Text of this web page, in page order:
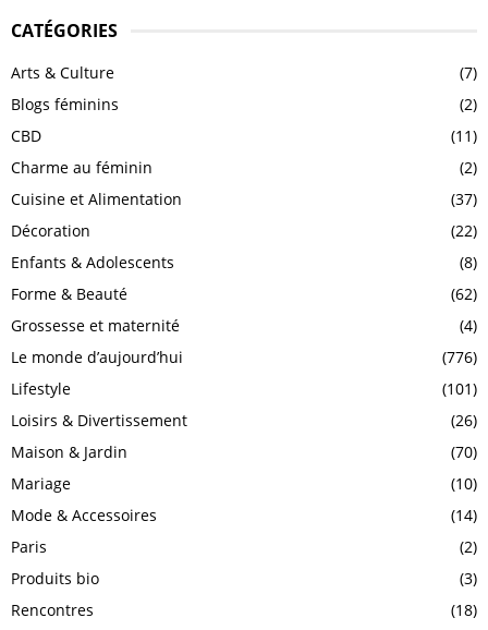
CATÉGORIES
Arts & Culture
(7)
Blogs féminins
(2)
CBD
(11)
Charme au féminin
(2)
Cuisine et Alimentation
(37)
Décoration
(22)
Enfants & Adolescents
(8)
Forme & Beauté
(62)
Grossesse et maternité
(4)
Le monde d’aujourd’hui
(776)
Lifestyle
(101)
Loisirs & Divertissement
(26)
Maison & Jardin
(70)
Mariage
(10)
Mode & Accessoires
(14)
Paris
(2)
Produits bio
(3)
Rencontres
(18)